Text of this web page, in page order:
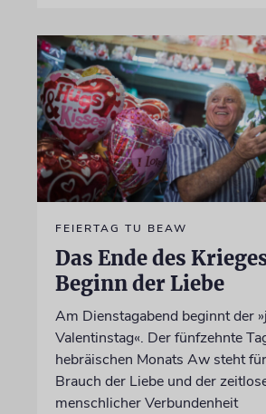
FEIERTAG TU BEAW
Das Ende des
Beginn der Liebe
Am Dienstagabend beginnt der
Valentinstag«. Der fünfzehnte
hebräischen Monats Aw steht
Brauch der Liebe und der
menschlicher Verbundenheit